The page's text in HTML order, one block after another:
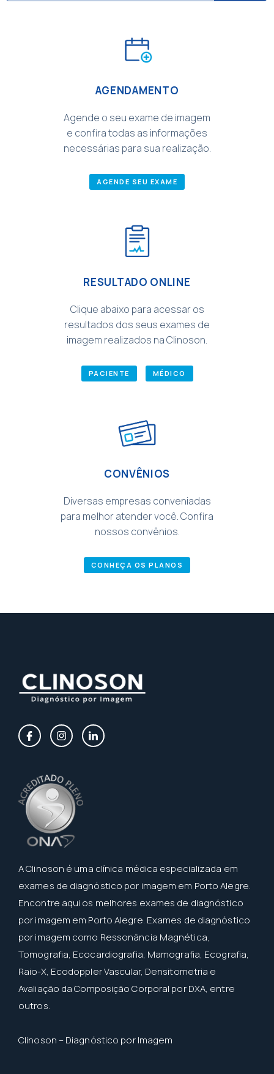
AGENDAMENTO
Agende o seu exame de imagem
e confira todas as informações
necessárias para sua realização.
AGENDE SEU EXAME
RESULTADO ONLINE
Clique abaixo para acessar os
resultados dos seus exames de
imagem realizados na Clinoson.
PACIENTE MÉDICO
CONVÊNIOS
Diversas empresas conveniadas
para melhor atender você. Confira
nossos convênios.
CONHEÇA OS PLANOS
A Clinoson é uma clínica médica especializada em
exames de diagnóstico por imagem em Porto Alegre.
Encontre aqui os melhores exames de diagnóstico
por imagem em Porto Alegre. Exames de diagnóstico
por imagem como Ressonância Magnética,
Tomografia, Ecocardiografia, Mamografia, Ecografia,
Raio-X, Ecodoppler Vascular, Densitometria e
Avaliação da Composição Corporal por DXA, entre
outros.
Clinoson – Diagnóstico por Imagem